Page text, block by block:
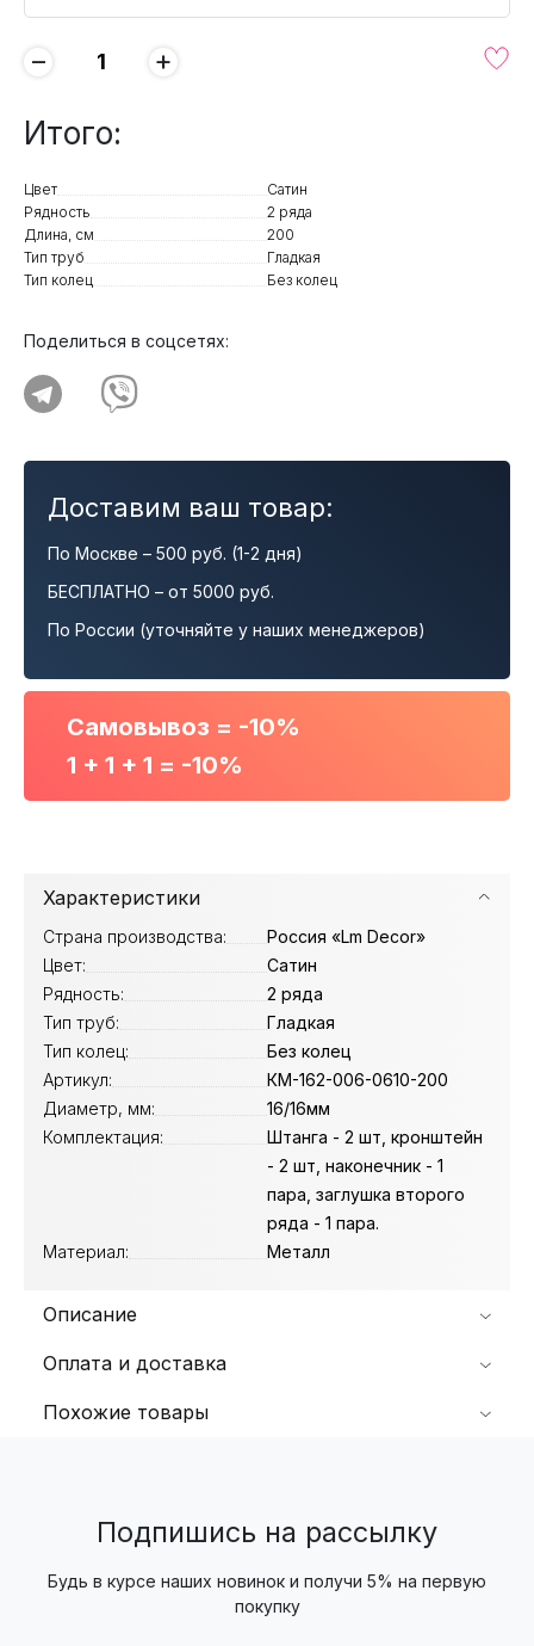
− +
Итого:
Цвет
Сатин
Рядность
2 ряда
Длина, см
200
Тип труб
Гладкая
Тип колец
Без колец
Поделиться в соцсетях:
Доставим ваш товар:
По Москве – 500 руб. (1-2 дня)
БЕСПЛАТНО – от 5000 руб.
По России (уточняйте у наших менеджеров)
Самовывоз = -10%
1 + 1 + 1 = -10%
Характеристики
Страна производства:
Россия «Lm Decor»
Цвет:
Сатин
Рядность:
2 ряда
Тип труб:
Гладкая
Тип колец:
Без колец
Артикул:
КМ-162-006-0610-200
Диаметр, мм:
16/16мм
Комплектация:
Штанга - 2 шт, кронштейн
- 2 шт, наконечник - 1
пара, заглушка второго
ряда - 1 пара.
Материал:
Металл
Описание
Оплата и доставка
Похожие товары
Подпишись на рассылку
Будь в курсе наших новинок и получи 5% на первую
покупку